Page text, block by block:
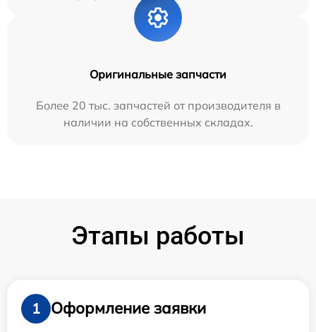
Оригинальные запчасти
Более 20 тыс. запчастей от производителя в
наличии на собственных складах.
Этапы работы
1
Оформление заявки